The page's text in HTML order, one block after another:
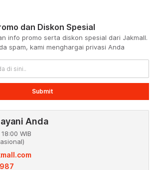
dan Diskon Spesial
info promo serta diskon spesial dari Jakmall.
spam, kami menghargai privasi Anda
Submit
Anda
WIB